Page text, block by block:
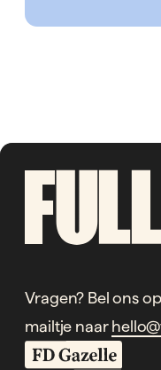
Vragen? Bel ons op
mailtje naar